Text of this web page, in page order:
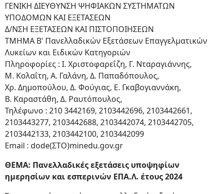
ΓΕΝΙΚΗ ΔΙΕΥΘΥΝΣΗ ΨΗΦΙΑΚΩΝ ΣΥΣΤΗΜΑΤΩΝ
ΥΠΟΔΟΜΩΝ ΚΑΙ ΕΞΕΤΑΣΕΩΝ
Δ/ΝΣΗ ΕΞΕΤΑΣΕΩΝ ΚΑΙ ΠΙΣΤΟΠΟΙΗΣΕΩΝ
ΤΜΗΜΑ Β' Πανελλαδικών Εξετάσεων Επαγγελματικών
Λυκείων και Ειδικών Κατηγοριών
Πληροφορίες : Ι. Χριστοφαρεΐζη, Γ. Νταραγιάννης,
Μ. Κολαΐτη, Α. Γαλάνη, Δ. Παπαδόπουλος,
Χρ. Δημοπούλου, Δ. Φούγιας, Ε. Γκαβογιαννάκη,
Β. Καραστάθη, Δ. Ραυτόπουλος,
Τηλέφωνο : 210 3442169, 2103442696, 2103442661,
2103443277, 2103442688, 2103442074, 2103442705,
2103442133, 2103442100, 2103442099
Email : dode(ΣΤΟ)minedu.gov.gr
ΘΕΜΑ: Πανελλαδικές εξετάσεις υποψηφίων
ημερησίων και εσπερινών ΕΠΑ.Λ. έτους 2024